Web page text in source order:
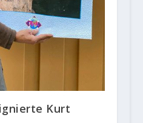
Kurt